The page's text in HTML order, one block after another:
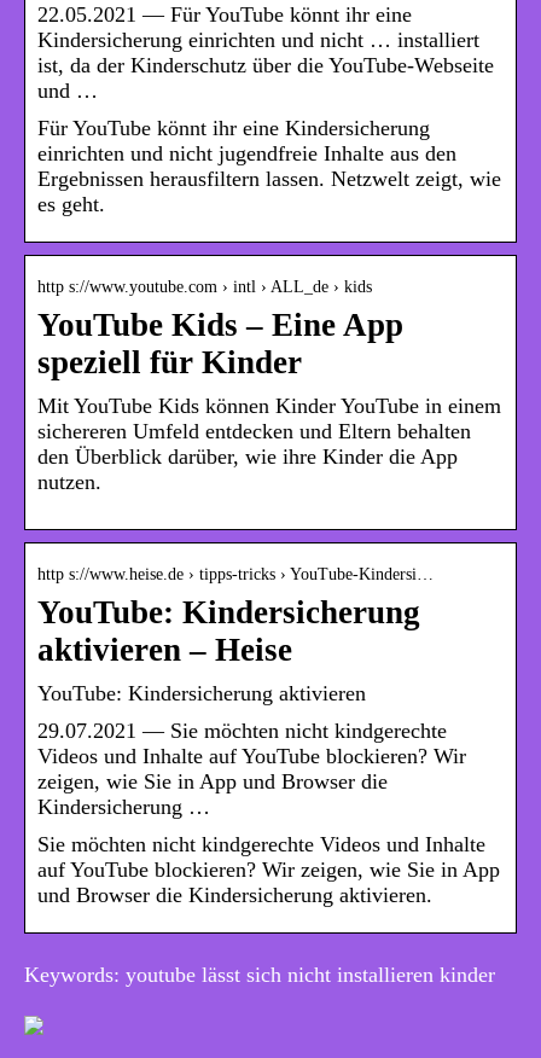
22.05.2021 — Für YouTube könnt ihr eine
Kindersicherung einrichten und nicht … installiert
ist, da der Kinderschutz über die YouTube-Webseite
und …
Für YouTube könnt ihr eine Kindersicherung
einrichten und nicht jugendfreie Inhalte aus den
Ergebnissen herausfiltern lassen. Netzwelt zeigt, wie
es geht.
http s://www.youtube.com › intl › ALL_de › kids
YouTube Kids – Eine App
speziell für Kinder
Mit YouTube Kids können Kinder YouTube in einem
sichereren Umfeld entdecken und Eltern behalten
den Überblick darüber, wie ihre Kinder die App
nutzen.
http s://www.heise.de › tipps-tricks › YouTube-Kindersi…
YouTube: Kindersicherung
aktivieren – Heise
YouTube: Kindersicherung aktivieren
29.07.2021 — Sie möchten nicht kindgerechte
Videos und Inhalte auf YouTube blockieren? Wir
zeigen, wie Sie in App und Browser die
Kindersicherung …
Sie möchten nicht kindgerechte Videos und Inhalte
auf YouTube blockieren? Wir zeigen, wie Sie in App
und Browser die Kindersicherung aktivieren.
Keywords: youtube lässt sich nicht installieren kinder